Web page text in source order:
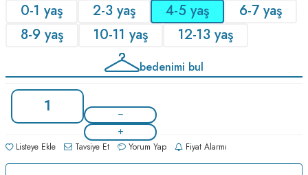
0-1 yaş 2-3 yaş 4-5 yaş
6-7 yaş
8-9 yaş
10-11 yaş 12-13 yaş
bedenimi bul
Listeye Ekle Tavsiye Et Yorum Yap Fiyat Alarmı